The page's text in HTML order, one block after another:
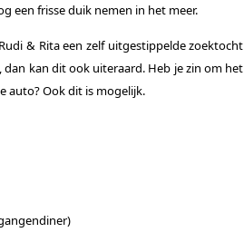
een frisse duik nemen in het meer.
& Rita een zelf uitgestippelde zoektocht
dan kan dit ook uiteraard. Heb je zin om het
auto? Ook dit is mogelijk.